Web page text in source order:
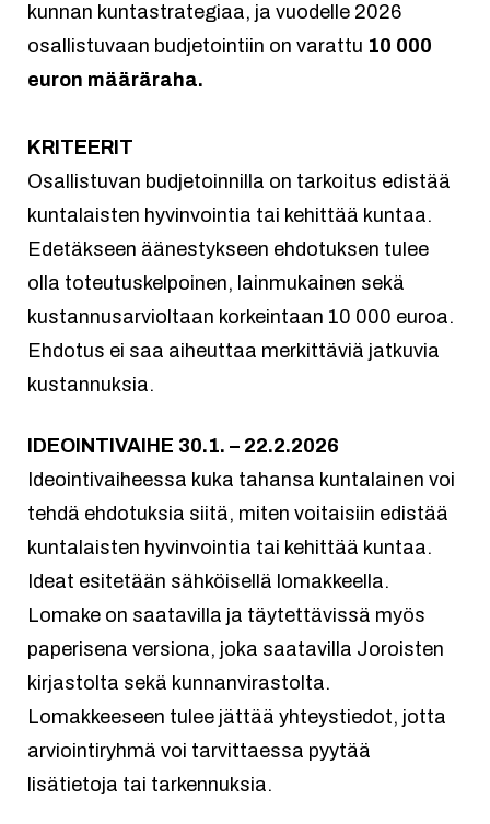
kunnan kuntastrategiaa, ja vuodelle 2026
osallistuvaan budjetointiin on varattu 10 000
euron määräraha.
KRITEERIT
Osallistuvan budjetoinnilla on tarkoitus edistää
kuntalaisten hyvinvointia tai kehittää kuntaa.
Edetäkseen äänestykseen ehdotuksen tulee
olla toteutuskelpoinen, lainmukainen sekä
kustannusarvioltaan korkeintaan 10 000 euroa.
Ehdotus ei saa aiheuttaa merkittäviä jatkuvia
kustannuksia.
IDEOINTIVAIHE 30.1. – 22.2.2026
Ideointivaiheessa kuka tahansa kuntalainen voi
tehdä ehdotuksia siitä, miten voitaisiin edistää
kuntalaisten hyvinvointia tai kehittää kuntaa.
Ideat esitetään sähköisellä lomakkeella.
Lomake on saatavilla ja täytettävissä myös
paperisena versiona, joka saatavilla Joroisten
kirjastolta sekä kunnanvirastolta.
Lomakkeeseen tulee jättää yhteystiedot, jotta
arviointiryhmä voi tarvittaessa pyytää
lisätietoja tai tarkennuksia.